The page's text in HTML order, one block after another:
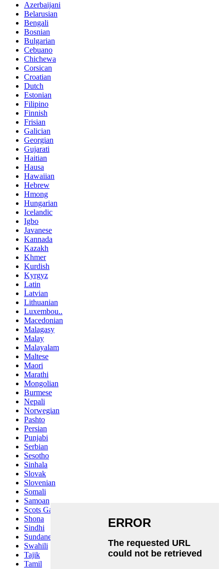
Azerbaijani
Belarusian
Bengali
Bosnian
Bulgarian
Cebuano
Chichewa
Corsican
Croatian
Dutch
Estonian
Filipino
Finnish
Frisian
Galician
Georgian
Gujarati
Haitian
Hausa
Hawaiian
Hebrew
Hmong
Hungarian
Icelandic
Igbo
Javanese
Kannada
Kazakh
Khmer
Kurdish
Kyrgyz
Latin
Latvian
Lithuanian
Luxembou..
Macedonian
Malagasy
Malay
Malayalam
Maltese
Maori
Marathi
Mongolian
Burmese
Nepali
Norwegian
Pashto
Persian
Punjabi
Serbian
Sesotho
Sinhala
Slovak
Slovenian
Somali
Samoan
Scots Gaelic
Shona
Sindhi
Sundanese
Swahili
Tajik
Tamil